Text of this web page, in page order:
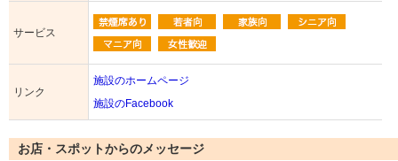
サービス
リンク
施設のホームページ
施設のFacebook
お店・スポットからのメッセージ